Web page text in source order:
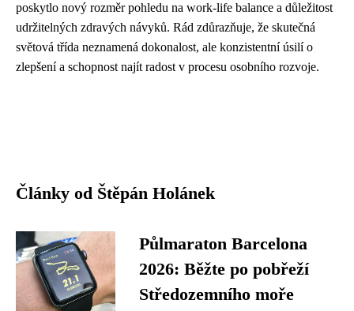
poskytlo nový rozměr pohledu na work-life balance a důležitost
udržitelných zdravých návyků. Rád zdůrazňuje, že skutečná
světová třída neznamená dokonalost, ale konzistentní úsilí o
zlepšení a schopnost najít radost v procesu osobního rozvoje.
Články od Štěpán Holánek
Půlmaraton Barcelona
2026: Běžte po pobřeží
Středozemního moře